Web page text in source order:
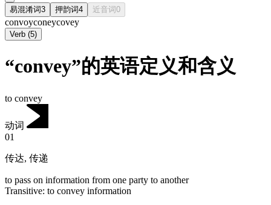
易混淆词3 押韵词4 近音词0
convoyconeycovey
Verb (5)
“convey”的英语定义和含义
to convey
动词
01
传达, 传递
to pass on information from one party to another
Transitive: to convey information